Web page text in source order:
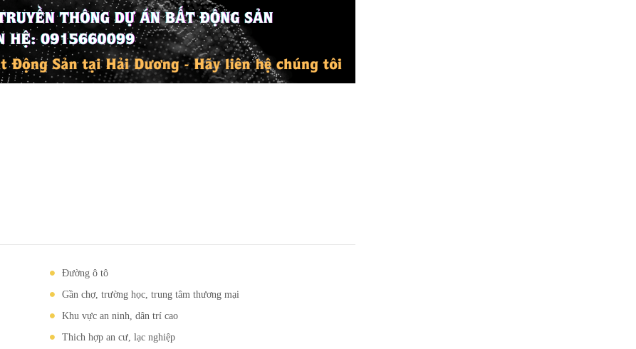
Đường ô tô
Gần chợ, trường học, trung tâm thương mại
Khu vực an ninh, dân trí cao
Thich hợp an cư, lạc nghiệp